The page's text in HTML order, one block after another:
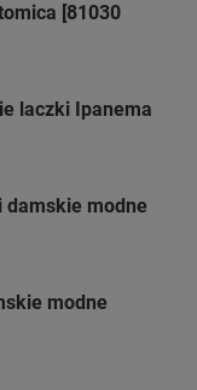
[81030
laczki Ipanema
modne
modne